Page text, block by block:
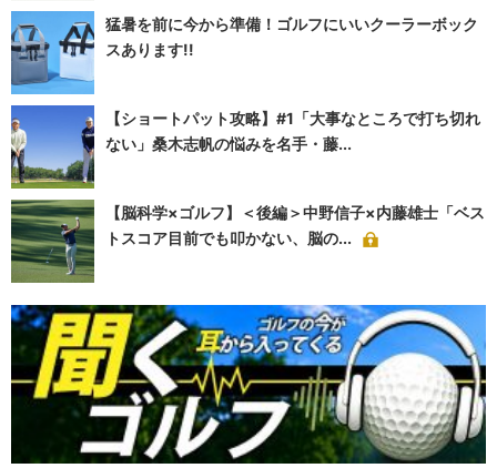
猛暑を前に今から準備！ゴルフにいいクーラーボック
スあります!!
【ショートパット攻略】#1「大事なところで打ち切れ
ない」桑木志帆の悩みを名手・藤...
【脳科学×ゴルフ】＜後編＞中野信子×内藤雄士「ベス
トスコア目前でも叩かない、脳の...